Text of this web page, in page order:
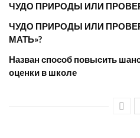
ЧУДО ПРИРОДЫ ИЛИ
ЧУДО ПРИРОДЫ ИЛИ
МАТЬ»?
Назван способ повысить
оценки в школе